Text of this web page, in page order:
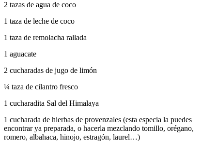
2 tazas de agua de coco
1 taza de leche de coco
1 taza de remolacha rallada
1 aguacate
2 cucharadas de jugo de limón
¼ taza de cilantro fresco
1 cucharadita Sal del Himalaya
1 cucharada de hierbas de provenzales (esta especia la puedes
encontrar ya preparada, o hacerla mezclando tomillo, orégano,
romero, albahaca, hinojo, estragón, laurel…)